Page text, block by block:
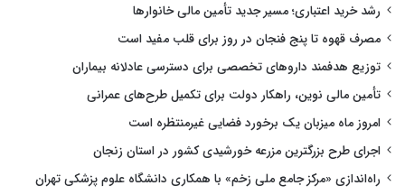
رشد خرید اعتباری؛ مسیر جدید تأمین مالی خانوارها
مصرف قهوه تا پنج فنجان در روز برای قلب مفید است
توزیع هدفمند داروهای تخصصی برای دسترسی عادلانه بیماران
تأمین مالی نوین، راهکار دولت برای تکمیل طرح‌های عمرانی
امروز ماه میزبان یک برخورد فضایی غیرمنتظره است
اجرای طرح بزرگترین مزرعه خورشیدی کشور در استان زنجان
راه‌اندازی «مرکز جامع ملی زخم» با همکاری دانشگاه علوم پزشکی تهران